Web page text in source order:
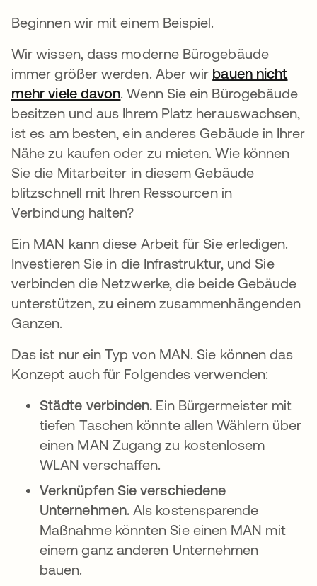
Beginnen wir mit einem Beispiel.
Wir wissen, dass moderne Bürogebäude
immer größer werden. Aber wir bauen nicht
mehr viele davonwird in einer neuen
. Wenn Sie ein Bürogebäude
besitzen und aus Ihrem Platz herauswachsen,
ist es am besten, ein anderes Gebäude in Ihrer
Nähe zu kaufen oder zu mieten. Wie können
Sie die Mitarbeiter in diesem Gebäude
blitzschnell mit Ihren Ressourcen in
Verbindung halten?
Ein MAN kann diese Arbeit für Sie erledigen.
Investieren Sie in die Infrastruktur, und Sie
verbinden die Netzwerke, die beide Gebäude
unterstützen, zu einem zusammenhängenden
Ganzen.
Das ist nur ein Typ von MAN. Sie können das
Konzept auch für Folgendes verwenden:
Städte verbinden. Ein Bürgermeister mit
tiefen Taschen könnte allen Wählern über
einen MAN Zugang zu kostenlosem
WLAN verschaffen.
Verknüpfen Sie verschiedene
Unternehmen.Als kostensparende
Maßnahme könnten Sie einen MAN mit
einem ganz anderen Unternehmen
bauen.